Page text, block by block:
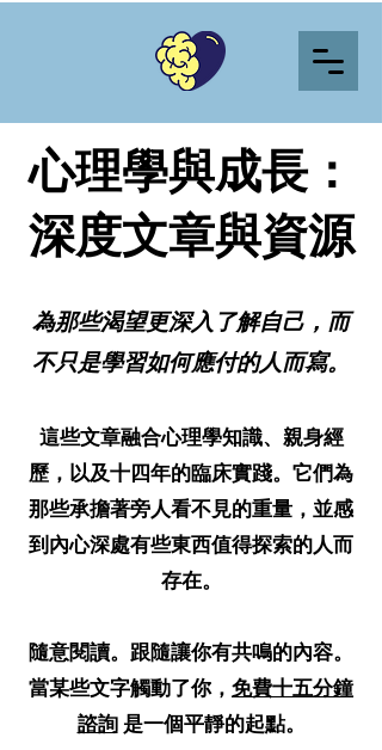
心理學與成長：
深度文章與資源
為那些渴望更深入了解自己，而
不只是學習如何應付的人而寫。
這些文章融合心理學知識、親身經
歷，以及十四年的臨床實踐。它們為
那些承擔著旁人看不見的重量，並感
到內心深處有些東西值得探索的人而
存在。
隨意閱讀。跟隨讓你有共鳴的內容。
當某些文字觸動了你， 免費十五分鐘
諮詢是一個平靜的起點。